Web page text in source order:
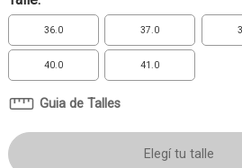
36.0 37.0
40.0 41.0
Guia de Talles
Elegí tu talle